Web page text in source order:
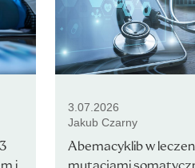
3.07.2026
Jakub Czarny
Abemacyklib w